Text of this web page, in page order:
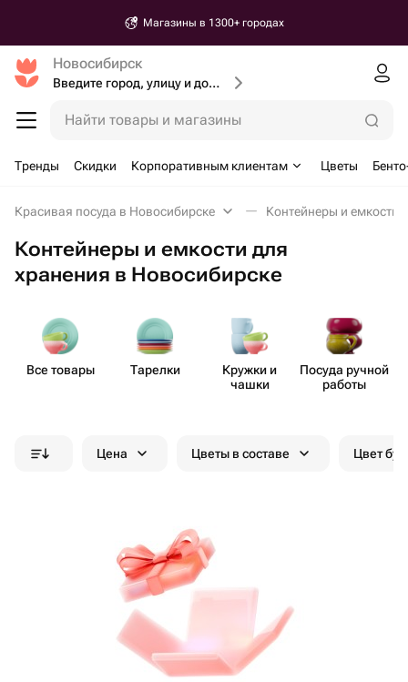
Магазины в 1300+ городах
Новосибирск
Введите город, улицу и дом доставки
Найти товары и магазины
Тренды Скидки Корпоративным клиентам Цветы
Красивая посуда в Новосибирске Контейнеры и емкости
Контейнеры и емкости для
хранения в Новосибирске
Все товары Тарелки
Кружки и
чашки
Посуда ручной
работы
Цена Цветы в составе Цвет